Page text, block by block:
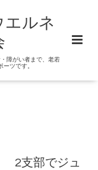
エルネ
障がい者まで、老若
ーツです。
2支部でジュ